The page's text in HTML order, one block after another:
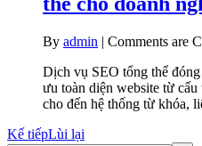
By admin | Comments are
Dịch vụ SEO tổng thể
ưu toàn diện website từ
cho đến hệ thống từ khóa,
Kế tiếpLùi lại